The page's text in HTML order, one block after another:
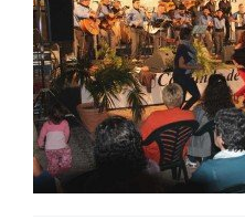
CONTACTO